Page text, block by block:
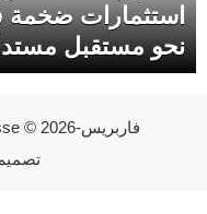
استثمارات ضخمة
نحو مستقبل
فاربريس-Varpresse© 2026 جميع الحقوق محفوظة.